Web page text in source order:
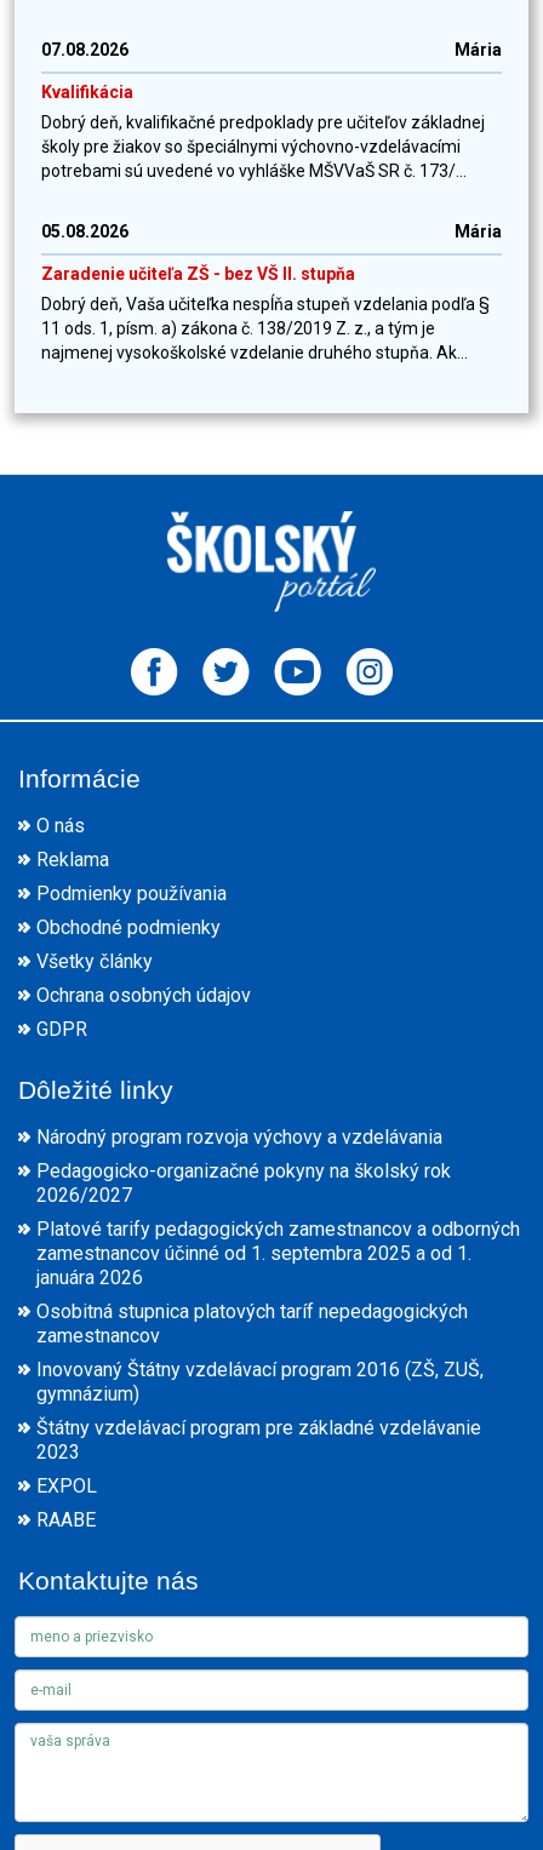
07.08.2026 Mária
Kvalifikácia
Dobrý deň, kvalifikačné predpoklady pre učiteľov základnej
školy pre žiakov so špeciálnymi výchovno-vzdelávacími
potrebami sú uvedené vo vyhláške MŠVVaŠ SR č. 173/...
05.08.2026 Mária
Zaradenie učiteľa ZŠ - bez VŠ II. stupňa
Dobrý deň, Vaša učiteľka nespĺňa stupeň vzdelania podľa §
11 ods. 1, písm. a) zákona č. 138/2019 Z. z., a tým je
najmenej vysokoškolské vzdelanie druhého stupňa. Ak...
Informácie
O nás
Reklama
Podmienky používania
Obchodné podmienky
Všetky články
Ochrana osobných údajov
GDPR
Dôležité linky
Národný program rozvoja výchovy a vzdelávania
Pedagogicko-organizačné pokyny na školský rok
2026/2027
Platové tarify pedagogických zamestnancov a odborných
zamestnancov účinné od 1. septembra 2025 a od 1.
januára 2026
Osobitná stupnica platových taríf nepedagogických
zamestnancov
Inovovaný Štátny vzdelávací program 2016 (ZŠ, ZUŠ,
gymnázium)
Štátny vzdelávací program pre základné vzdelávanie
2023
EXPOL
RAABE
Kontaktujte nás